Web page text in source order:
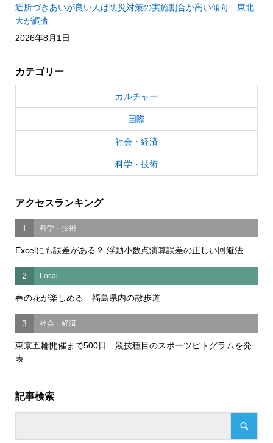
近所づきあいが良い人は防災対策の実施割合が高い傾向 東北
大が調査
2026年8月1日
カテゴリー
カルチャー
国際
社会・経済
科学・技術
アクセスランキング
1 科学・技術
Excelにも誤差がある？ 浮動小数点演算誤差の正しい回避法
2 Local
春の花が楽しめる 福島県内の散歩道
3 社会・経済
東京五輪開催まで500日 競技種目のスポーツピトグラムを発
表
記事検索